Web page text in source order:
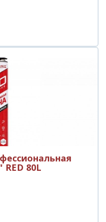
RED 80L